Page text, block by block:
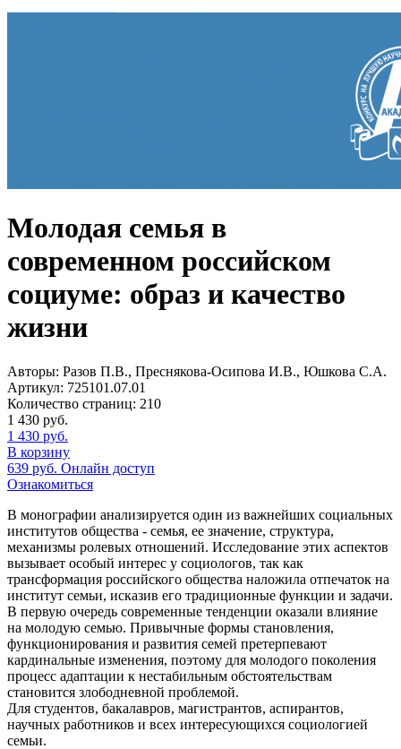
Молодая семья в
современном российском
социуме: образ и качество
жизни
Авторы: Разов П.В., Преснякова-Осипова И.В., Юшкова С.А.
Артикул: 725101.07.01
Количество страниц: 210
1 430 руб.
1 430 руб.
В корзину
639 руб. Онлайн доступ
Ознакомиться
В монографии анализируется один из важнейших социальных
институтов общества - семья, ее значение, структура,
механизмы ролевых отношений. Исследование этих аспектов
вызывает особый интерес у социологов, так как
трансформация российского общества наложила отпечаток на
институт семьи, исказив его традиционные функции и задачи.
В первую очередь современные тенденции оказали влияние
на молодую семью. Привычные формы становления,
функционирования и развития семей претерпевают
кардинальные изменения, поэтому для молодого поколения
процесс адаптации к нестабильным обстоятельствам
становится злободневной проблемой.
Для студентов, бакалавров, магистрантов, аспирантов,
научных работников и всех интересующихся социологией
семьи.